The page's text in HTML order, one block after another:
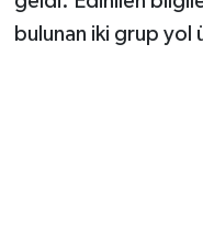
bulunan iki grup yol